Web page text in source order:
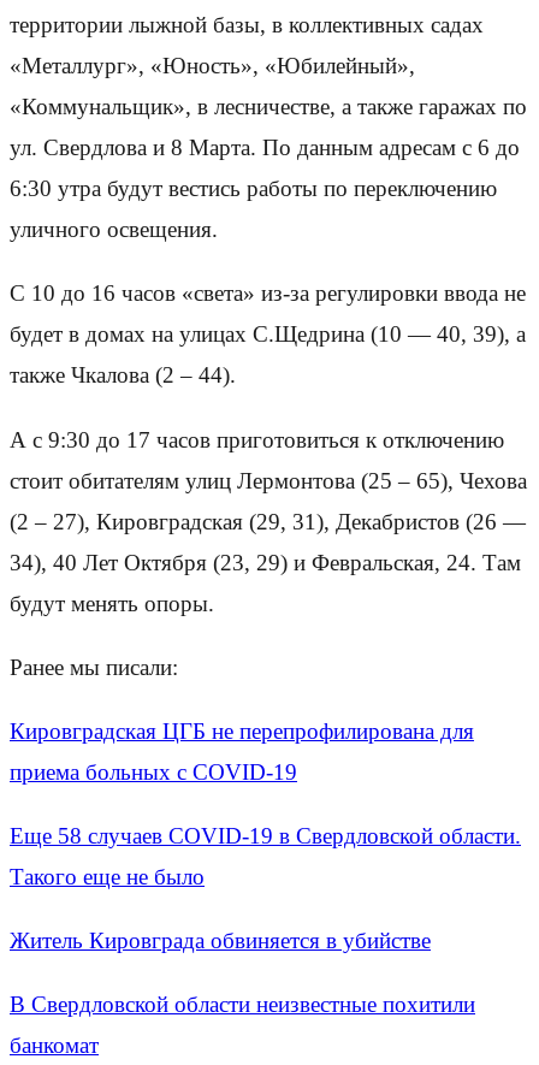
территории лыжной базы, в коллективных садах
«Металлург», «Юность», «Юбилейный»,
«Коммунальщик», в лесничестве, а также гаражах по
ул. Свердлова и 8 Марта. По данным адресам с 6 до
6:30 утра будут вестись работы по переключению
уличного освещения.
С 10 до 16 часов «света» из-за регулировки ввода не
будет в домах на улицах С.Щедрина (10 — 40, 39), а
также Чкалова (2 – 44).
А с 9:30 до 17 часов приготовиться к отключению
стоит обитателям улиц Лермонтова (25 – 65), Чехова
(2 – 27), Кировградская (29, 31), Декабристов (26 —
34), 40 Лет Октября (23, 29) и Февральская, 24. Там
будут менять опоры.
Ранее мы писали:
Кировградская ЦГБ не перепрофилирована для
приема больных с COVID-19
Еще 58 случаев COVID-19 в Свердловской области.
Такого еще не было
Житель Кировграда обвиняется в убийстве
В Свердловской области неизвестные похитили
банкомат